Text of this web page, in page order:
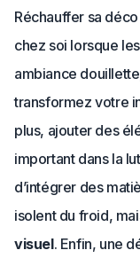
Réchauffer sa
chez soi lorsque
ambiance
transformez votre
plus, ajouter des
important dans la
d’intégrer des
isolent du froid,
visuel. Enfin, une